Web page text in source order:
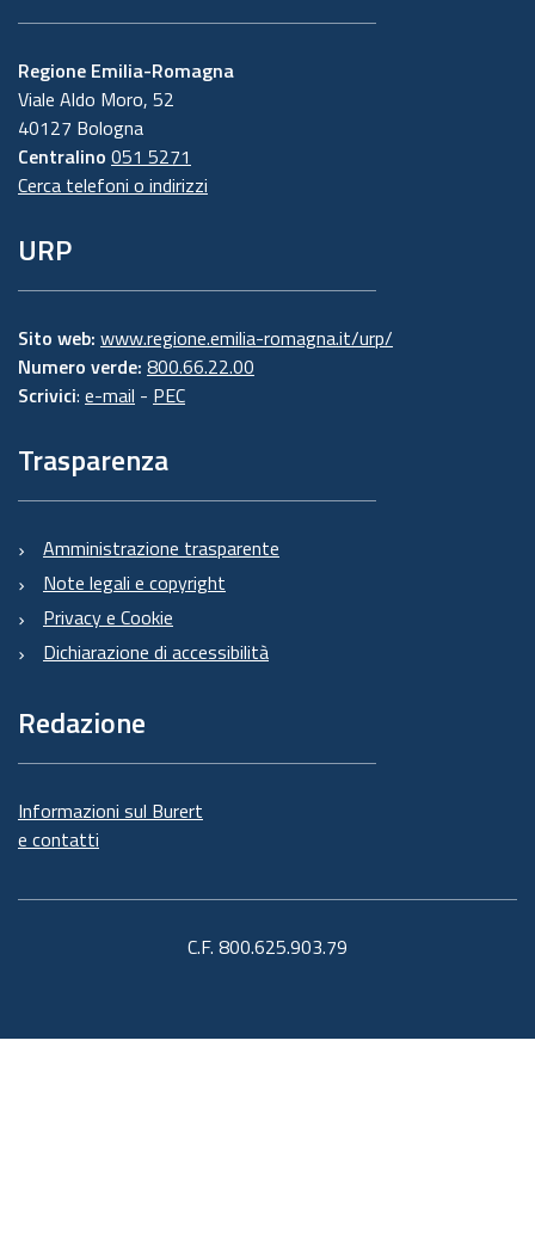
Regione Emilia-Romagna
Viale Aldo Moro, 52
40127 Bologna
Centralino 051 5271
Cerca telefoni o indirizzi
URP
Sito web: www.regione.emilia-romagna.it/urp/
Numero verde: 800.66.22.00
Scrivici: e-mail - PEC
Trasparenza
Amministrazione trasparente
Note legali e copyright
Privacy e Cookie
Dichiarazione di accessibilità
Redazione
Informazioni sul Burert
e contatti
C.F. 800.625.903.79